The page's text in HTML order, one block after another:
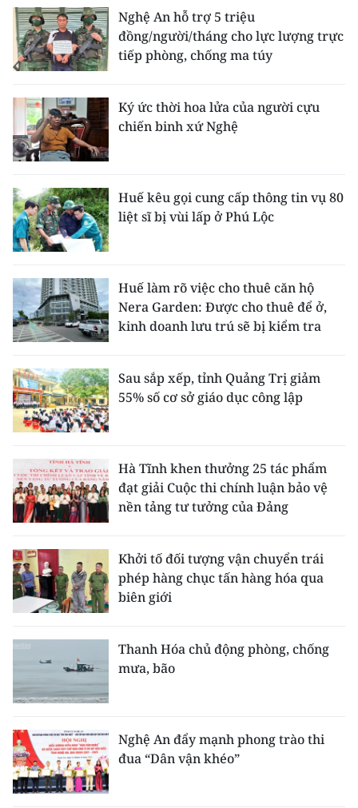
Nghệ An hỗ trợ 5 triệu
đồng/người/tháng cho lực lượng trực
tiếp phòng, chống ma túy
Ký ức thời hoa lửa của người cựu
chiến binh xứ Nghệ
Huế kêu gọi cung cấp thông tin vụ 80
liệt sĩ bị vùi lấp ở Phú Lộc
Huế làm rõ việc cho thuê căn hộ
Nera Garden: Được cho thuê để ở,
kinh doanh lưu trú sẽ bị kiểm tra
Sau sắp xếp, tỉnh Quảng Trị giảm
55% số cơ sở giáo dục công lập
Hà Tĩnh khen thưởng 25 tác phẩm
đạt giải Cuộc thi chính luận bảo vệ
nền tảng tư tưởng của Đảng
Khởi tố đối tượng vận chuyển trái
phép hàng chục tấn hàng hóa qua
biên giới
Thanh Hóa chủ động phòng, chống
mưa, bão
Nghệ An đẩy mạnh phong trào thi
đua “Dân vận khéo”